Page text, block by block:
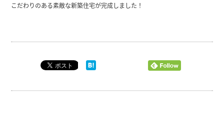
こだわりのある素敵な新築住宅が完成しました！